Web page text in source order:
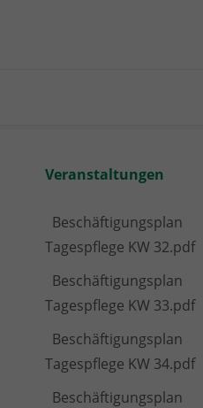
Veranstaltungen
Beschäftigungsplan
Tagespflege KW 32.pdf
Beschäftigungsplan
Tagespflege KW 33.pdf
Beschäftigungsplan
Tagespflege KW 34.pdf
Beschäftigungsplan